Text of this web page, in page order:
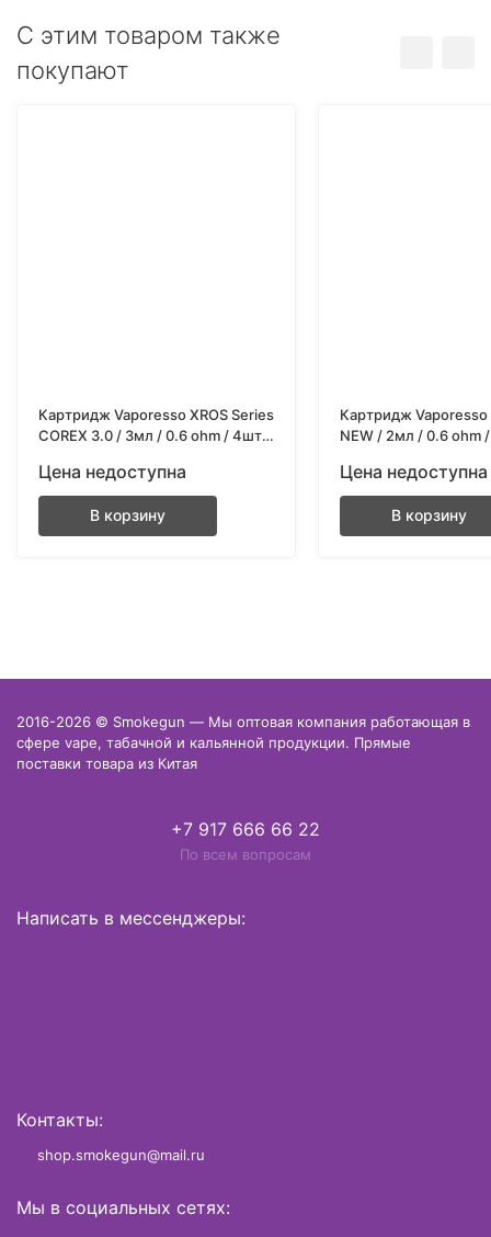
C этим товаром также
покупают
Картридж Vaporesso XROS Series
COREX 3.0 / 3мл / 0.6 ohm / 4шт/
Цена недоступна
В корзину
Картридж Vaporesso
NEW / 2мл / 0.6 ohm
Цена недоступна
В корзину
2016-2026 © Smokegun — Мы оптовая компания работающая в
сфере vape, табачной и кальянной продукции. Прямые
поставки товара из Китая
+7 917 666 66 22
По всем вопросам
Написать в мессенджеры:
Контакты:
shop.smokegun@mail.ru
Мы в социальных сетях: